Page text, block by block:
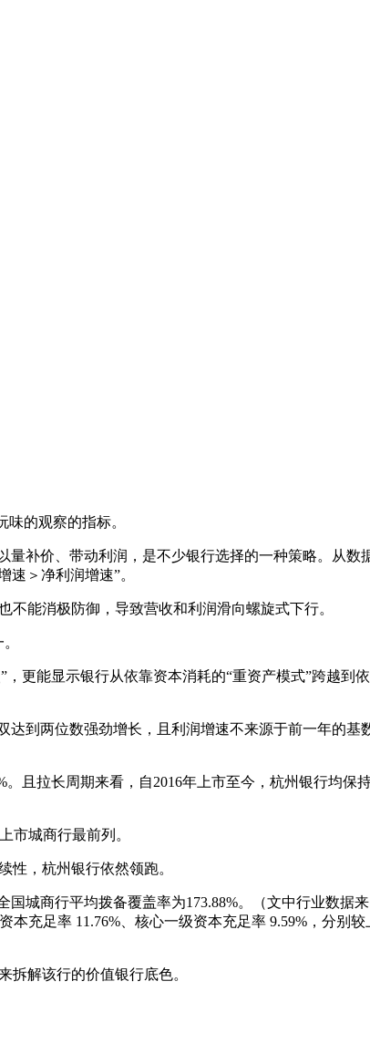
的观察的指标。
补价、带动利润，是不少银行选择的一种策略。从数
＞净利润增速”。
能消极防御，导致营收和利润滑向螺旋式下行。
更能显示银行从依靠资本消耗的“重资产模式”跨越到
到两位数强劲增长，且利润增速不来源于前一年的基
。且拉长周期来看，自2016年上市至今，杭州银行均保
市城商行最前列。
性，杭州银行依然领跑。
城商行平均拨备覆盖率为173.88%。（文中行业数据
充足率 11.76%、核心一级资本充足率 9.59%，分别较
拆解该行的价值银行底色。